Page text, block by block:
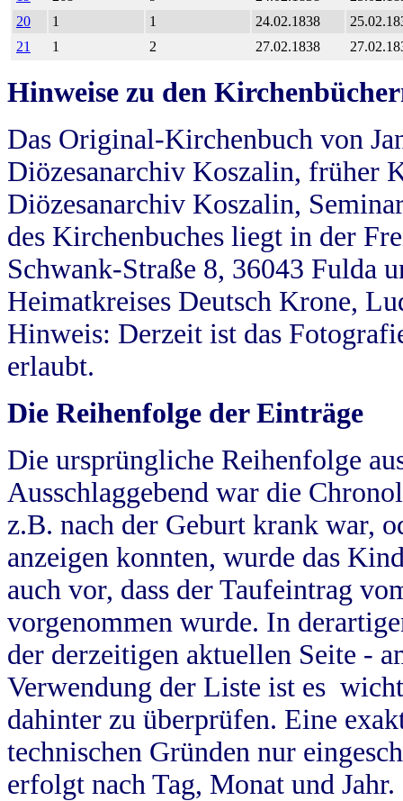
20
1 1 24.02.1838
21
1 2 27.02.1838
Hinweise zu den
Das Original-Kirchenbuch von
Diözesanarchiv Koszalin, früher
Diözesanarchiv Koszalin,
des Kirchenbuches liegt in der
Schwank-Straße 8, 36043 Fulda
Heimatkreises Deutsch Krone,
Hinweis: Derzeit ist das
erlaubt.
Die Reihenfolge der Einträge
Die ursprüngliche Reihenfolge
Ausschlaggebend war die
z.B. nach der Geburt krank war,
anzeigen konnten, wurde das
auch vor, dass der Taufeintrag
vorgenommen wurde. In
der derzeitigen aktuellen Seite -
Verwendung der Liste ist es
dahinter zu überprüfen. Eine
technischen Gründen nur
erfolgt nach Tag, Monat und Jahr.